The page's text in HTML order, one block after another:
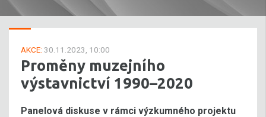
AKCE: 30.11.2023, 10:00
Proměny muzejního
výstavnictví 1990–2020
Panelová diskuse v rámci výzkumného projektu